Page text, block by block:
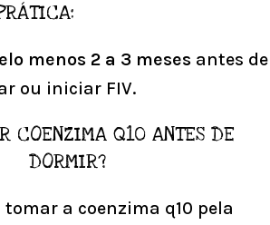
menos 2 a 3 meses antes de
ou iniciar FIV.
COENZIMA Q10 ANTES DE
DORMIR?
a coenzima q10 pela